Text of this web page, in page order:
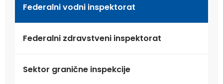
Federalni vodni inspektorat
Federalni zdravstveni inspektorat
Sektor granične inspekcije